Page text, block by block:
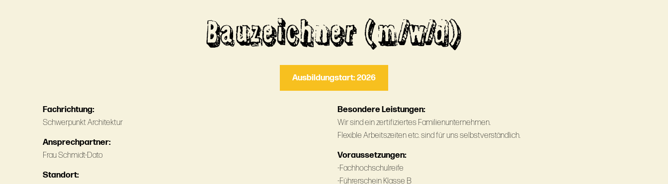
Bauzeichner (m/w/d)
Ausbildungstart: 2026
Fachrichtung:
Schwerpunkt Architektur
Ansprechpartner:
Frau Schmidt-Dato
Standort:
Besondere Leistungen:
Wir sind ein zertifiziertes Familienunternehmen.
Flexible Arbeitszeiten etc. sind für uns selbstverständlich.
Voraussetzungen:
-Fachhochschulreife
-Führerschein Klasse B